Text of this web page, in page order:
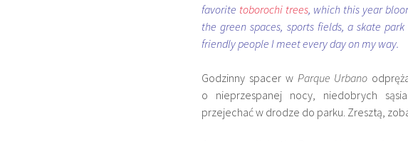
favorite toborochi trees, which this year
the green spaces, sports fields, a skate
friendly people I meet every day on my way.
Godzinny spacer w Parque Urbano
o nieprzespanej nocy, niedobrych
przejechać w drodze do parku. Zresztą,